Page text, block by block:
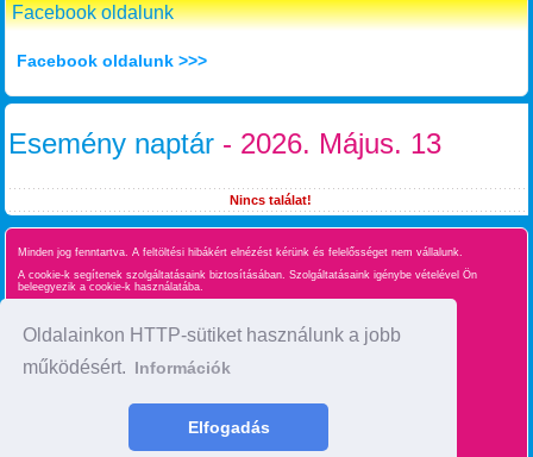
Oldalainkon HTTP-sütiket használunk a jobb
működésért. Információk
Elfogadás
Facebook oldalunk
Facebook oldalunk >>>
Esemény naptár - 2026. Május. 13
Nincs találat!
Minden jog fenntartva. A feltöltési hibákért elnézést kérünk és felelősséget nem vállalunk.
A cookie-k segítenek szolgáltatásaink biztosításában. Szolgáltatásaink igénybe vételével Ön
beleegyezik a cookie-k használatába.
Oldaltérkép